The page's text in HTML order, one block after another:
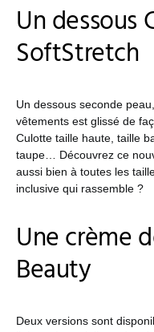
Un dessous
SoftStretch
Un dessous seconde
vêtements est glissé de
Culotte taille haute, taille
taupe… Découvrez ce
aussi bien à toutes les
inclusive qui rassemble ?
Une crème
Beauty
Deux versions sont